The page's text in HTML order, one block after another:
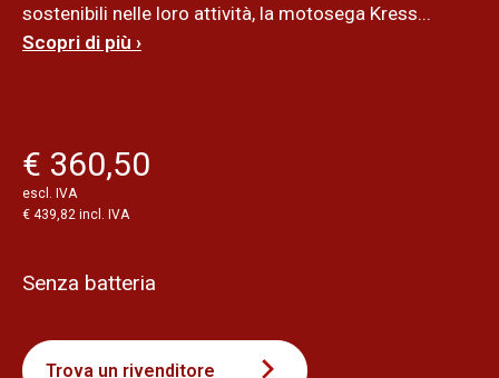
sostenibili nelle loro attività, la motosega Kress...
Scopri di più ›
€ 360,50
escl. IVA
€ 439,82 incl. IVA
Senza batteria
Trova un rivenditore